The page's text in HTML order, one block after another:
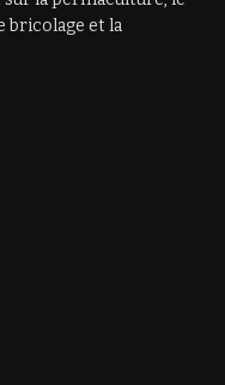
bricolage et la